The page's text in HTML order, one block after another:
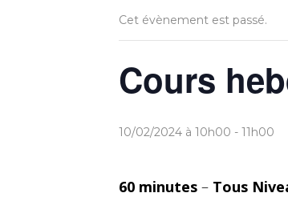
Cet évènement est passé.
Cours
10/02/2024 à 10h00 - 11h00
60 minutes – Tous